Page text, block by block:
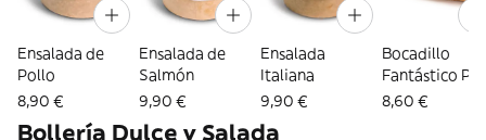
Ensalada de
Pollo
8,90 €
Ensalada de
Salmón
9,90 €
Ensalada
Italiana
9,90 €
Bocadillo
Fantástico
Mayonesa
8,60 €
Bollería Dulce y Salada